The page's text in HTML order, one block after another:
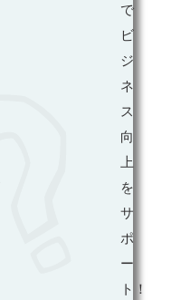
で
ビ
ジ
ネ
ス
向
上
を
サ
ポ
ー
ト！